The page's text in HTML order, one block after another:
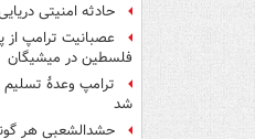
حادثه امنیتی
عصبانیت ترامپ از
فلسطین در میشیگان
ترامپ وعدۀ تسلیم
شد
حشدالشعبی هر